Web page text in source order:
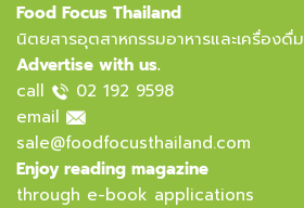
Food Focus Thailand
นิตยสารอุตสาหกรรมอาหารและเครื่องดื่ม
Advertise with us.
call
02 192 9598
email
sale@foodfocusthailand.com
Enjoy reading magazine
through e-book applications